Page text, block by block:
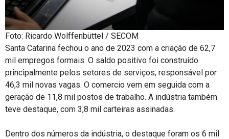
Foto: Ricardo Wolffenbüttel / SECOM
Santa Catarina fechou o ano de 2023 com a criação de 62,7
mil empregos formais. O saldo positivo foi construído
principalmente pelos setores de serviços, responsável por
46,3 mil novas vagas. O comercio vem em seguida com a
geração de 11,8 mil postos de trabalho. A indústria também
teve destaque, com 3,8 mil carteiras assinadas.
Dentro dos números da indústria, o destaque foram os 6 mil